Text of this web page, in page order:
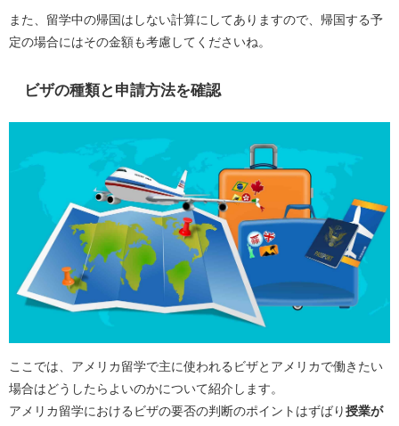
また、留学中の帰国はしない計算にしてありますので、帰国する予
定の場合にはその金額も考慮してくださいね。
ビザの種類と申請方法を確認
ここでは、アメリカ留学で主に使われるビザとアメリカで働きたい
場合はどうしたらよいのかについて紹介します。
アメリカ留学におけるビザの要否の判断のポイントはずばり 授業が